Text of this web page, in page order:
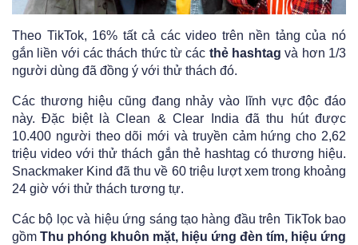
Theo TikTok, 16% tất cả các video trên nền tảng của nó
gắn liền với các thách thức từ các thẻ hashtag và hơn 1/3
người dùng đã đồng ý với thử thách đó.
Các thương hiệu cũng đang nhảy vào lĩnh vực độc đáo
này. Đặc biệt là Clean & Clear India đã thu hút được
10.400 người theo dõi mới và truyền cảm hứng cho 2,62
triệu video với thử thách gắn thẻ hashtag có thương hiệu.
Snackmaker Kind đã thu về 60 triệu lượt xem trong khoảng
24 giờ với thử thách tương tự.
Các bộ lọc và hiệu ứng sáng tạo hàng đầu trên TikTok bao
gồm Thu phóng khuôn mặt, hiệu ứng đèn tím, hiệu ứng